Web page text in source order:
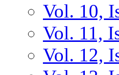
Vol. 10,
Vol. 11,
Vol. 12,